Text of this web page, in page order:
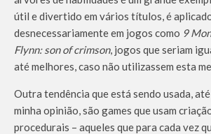
útil e divertido em vários títulos, é
desnecessariamente em jogos como 9
Flynn: son of crimson, jogos que seriam
até melhores, caso não utilizassem esta
Outra tendência que está sendo usada,
minha opinião, são games que usam
procedurais – aqueles que para cada vez